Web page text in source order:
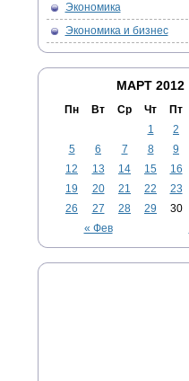
Экономика
Экономика и бизнес
МАРТ 2012
Пн Вт Ср Чт Пт
« Фев
1 2
5
6 7 8 9
12
13 14 15 16
19
20 21 22 23
26
27 28 29 30